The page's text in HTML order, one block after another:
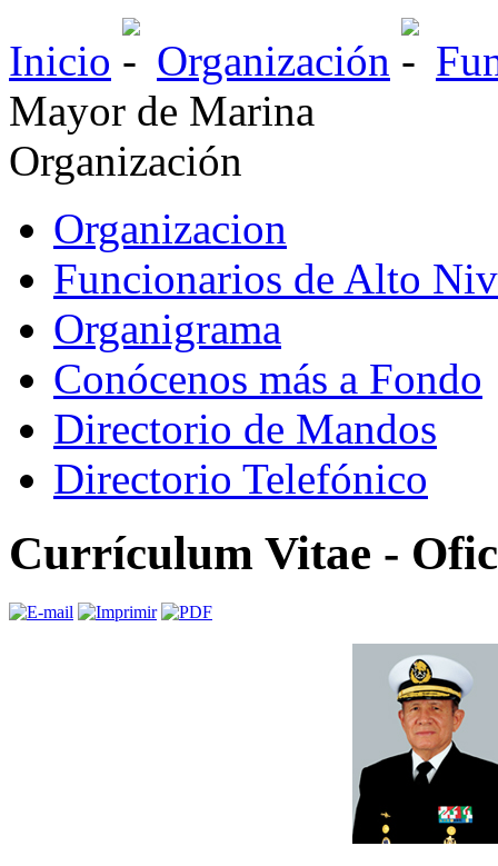
Inicio
Organización
Mayor de Marina
Organización
Organizacion
Funcionarios de Alto
Organigrama
Conócenos más a Fondo
Directorio de Mandos
Directorio Telefónico
Currículum Vitae -